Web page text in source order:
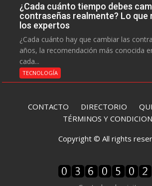
¿Cada cuánto tiempo debes
contraseñas realmente? Lo que
los expertos
¿Cada cuánto hay que cambiar las
años, la recomendación más conocida
cada...
TECNOLOGÍA
CONTACTO DIRECTORIO
TÉRMINOS Y
Copyright © All rights